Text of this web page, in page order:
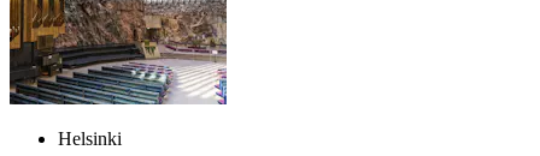
Helsinki